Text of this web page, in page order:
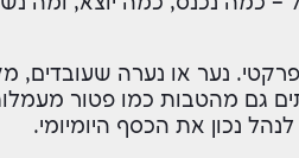
פרקטי. נער או נערה
גם מהטבות כמו פטור
נכון את הכסף היומיומי.